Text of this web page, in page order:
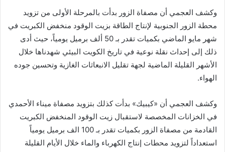
وكشف العجمي أن مصفاة الزور بدأت بالمرحلة الأولى من تزويد
محطة الزور الجنوبية لإنتاج الطاقة بزيت الوقود منخفض الكبريت في
شهر مايو الماضي بكميات تقدر بـ 50 ألف برميل يومياً، حيث أدى
ذلك إلى إحداث نقلة نوعية في تاريخ الكويت البيئي شهدناها خلال
الأشهر القليلة الماضية لجهة تقليل الانبعاثات الغازية وتحسين جوده
الهواء.
وكشف العجمي أن «كيبيك» بدأت كذلك بتزويد مصفاة ميناء الأحمدي
في الخزانات المخصصة لاستقبال زيت الوقود المنخفض الكبريت
القادمة من مصفاة الزور بكميات تقدر بـ 100 الف برميل يومياً
استعداداً لتزويد محطات إنتاج الكهرباء والماء خلال الأيام القليلة